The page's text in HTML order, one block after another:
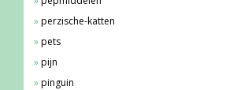
perzische-katten
pets
pijn
pinguin